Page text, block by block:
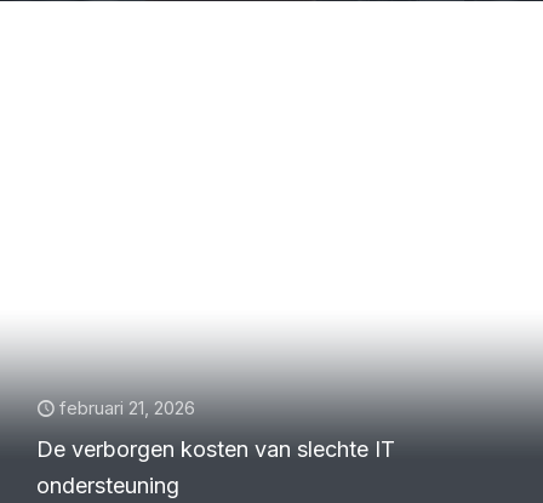
februari 21, 2026
De verborgen kosten van slechte IT
ondersteuning